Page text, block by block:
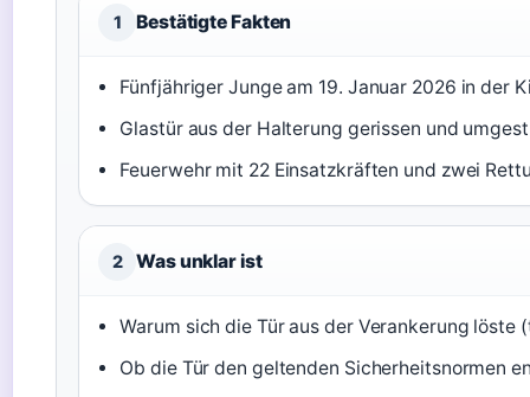
1 Bestätigte Fakten
Fünfjähriger Junge am 19. Januar 2026 in der
Glastür aus der Halterung gerissen und
Feuerwehr mit 22 Einsatzkräften und zwei
2 Was unklar ist
Warum sich die Tür aus der Verankerung
Ob die Tür den geltenden Sicherheitsnormen